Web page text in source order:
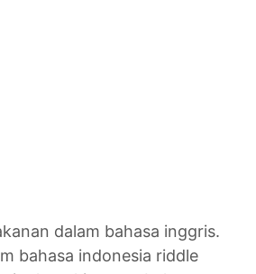
dalam bahasa inggris.
bahasa indonesia riddle